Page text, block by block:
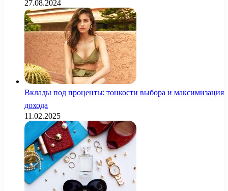
27.08.2024
Вклады под проценты: тонкости выбора и максимизация
дохода
11.02.2025